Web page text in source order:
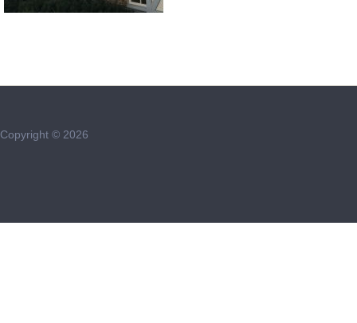
Copyright © 2026